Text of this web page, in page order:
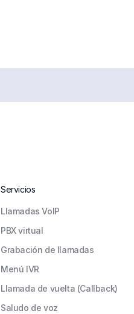
Servicios
Llamadas VoIP
PBX virtual
Grabación de llamadas
Menú IVR
Llamada de vuelta (Callback)
Saludo de voz